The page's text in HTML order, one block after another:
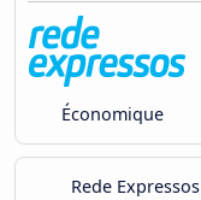
Économique
Rede Expressos